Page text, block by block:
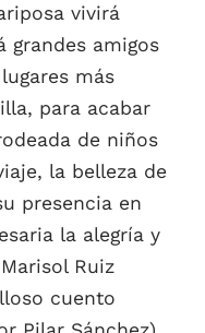
vivirá
grandes amigos
más
para acabar
de niños
la belleza de
presencia en
la alegría y
Ruiz
cuento